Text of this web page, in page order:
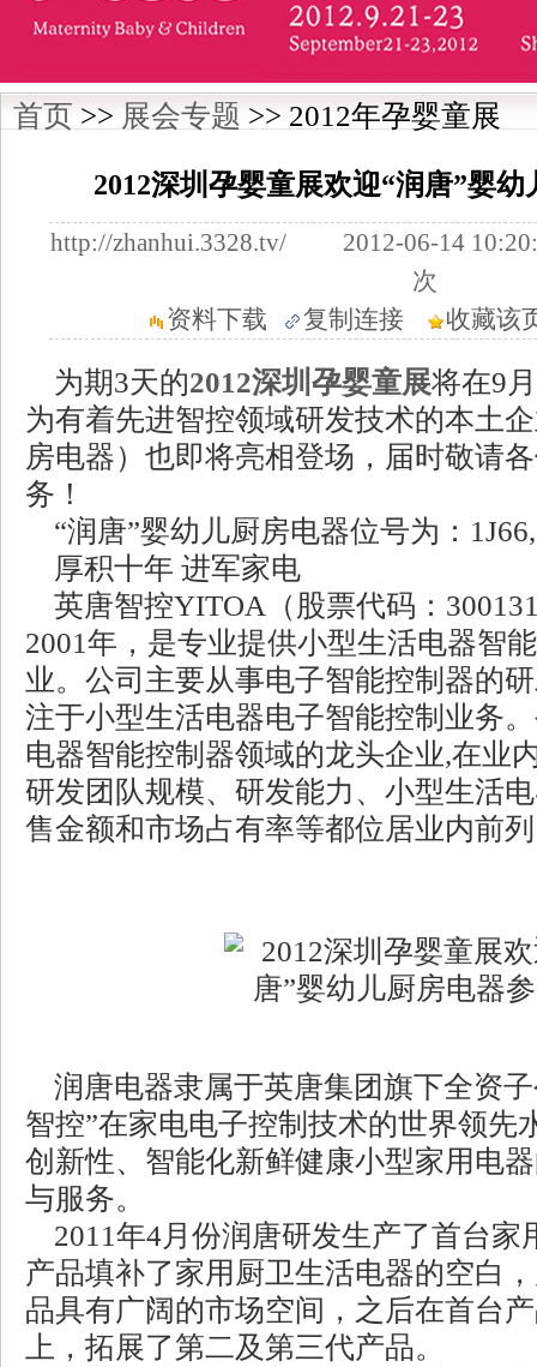
首页 >> 展会专题 >> 2012年孕婴童展
2012深圳孕婴童展欢迎“润唐”婴
http://zhanhui.3328.tv/ 2012-06-14
次
资料下载
复制连接 收藏该
为期3天的2012深圳孕婴童展将在9
为有着先进智控领域研发技术的本土
房电器）也即将亮相登场，届时敬请
务！
“润唐”婴幼儿厨房电器位号为：
厚积十年 进军家电
英唐智控YITOA（股票代码：
2001年，是专业提供小型生活电器智
业。公司主要从事电子智能控制器的
注于小型生活电器电子智能控制业务
电器智能控制器领域的龙头企业,在业
研发团队规模、研发能力、小型生活
售金额和市场占有率等都位居业内前
润唐电器隶属于英唐集团旗下全资
智控”在家电电子控制技术的世界领先
创新性、智能化新鲜健康小型家用电
与服务。
2011年4月份润唐研发生产了首台家
产品填补了家用厨卫生活电器的空白
品具有广阔的市场空间，之后在首台
上，拓展了第二及第三代产品。